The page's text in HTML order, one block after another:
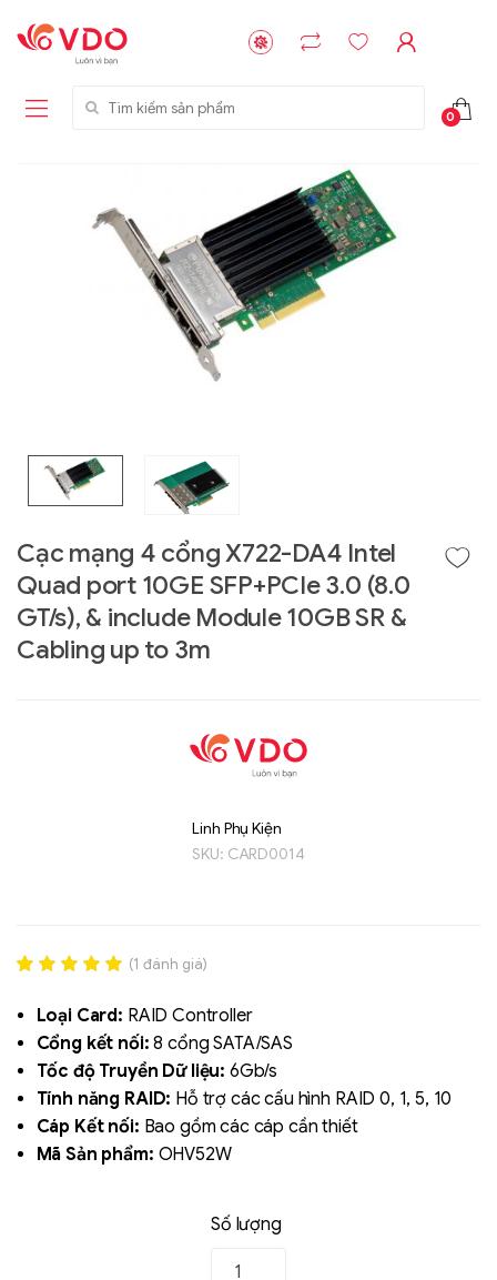
Tìm kiếm sản phẩm
0
Cạc mạng 4 cổng X722-DA4 Intel
Quad port 10GE SFP+PCIe 3.0 (8.0
GT/s), & include Module 10GB SR &
Cabling up to 3m
Linh Phụ Kiện
SKU: CARD0014
out of 5
based on
đánh giá
(1 đánh giá)
Loại Card: RAID Controller
Cổng kết nối:8 cổng SATA/SAS
Tốc độ Truyền Dữ liệu: 6Gb/s
Tính năng RAID: Hỗ trợ các cấu hình RAID 0, 1, 5, 10
Cáp Kết nối: Bao gồm các cáp cần thiết
Mã Sản phẩm: OHV52W
Số lượng
Liên hệ
GIGABYTE
G593-ZD1 (rev.
AAX1)
G493-SB4 (rev.